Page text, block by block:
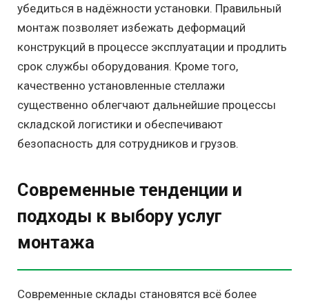
убедиться в надёжности установки. Правильный
монтаж позволяет избежать деформаций
конструкций в процессе эксплуатации и продлить
срок службы оборудования. Кроме того,
качественно установленные стеллажи
существенно облегчают дальнейшие процессы
складской логистики и обеспечивают
безопасность для сотрудников и грузов.
Современные тенденции и
подходы к выбору услуг
монтажа
Современные склады становятся всё более